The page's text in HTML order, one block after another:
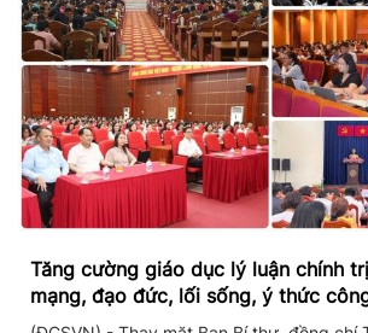
Tăng cường giáo dục lý luận chính
mạng, đạo đức, lối sống, ý thức
thống giáo dục quốc dân